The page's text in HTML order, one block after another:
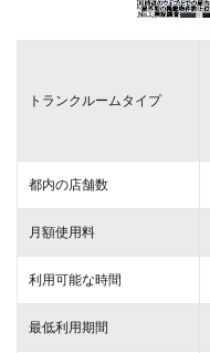
トランクルームタイプ
都内の店舗数
月額使用料
利用可能な時間
最低利用期間